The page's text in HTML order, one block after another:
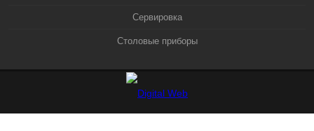
Сервировка
Столовые приборы